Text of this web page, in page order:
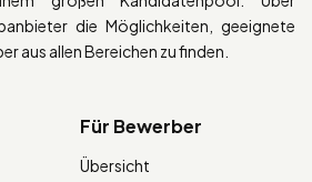
die Möglichkeiten, geeignete
aus allen Bereichen zu finden.
Für Bewerber
Übersicht